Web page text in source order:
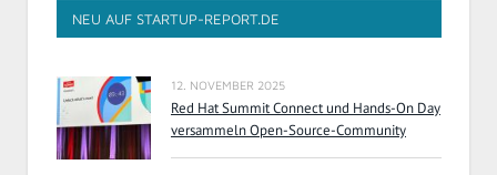
NEU AUF STARTUP-REPORT.DE
12. NOVEMBER 2025
Red Hat Summit Connect und Hands-On Day
versammeln Open-Source-Community